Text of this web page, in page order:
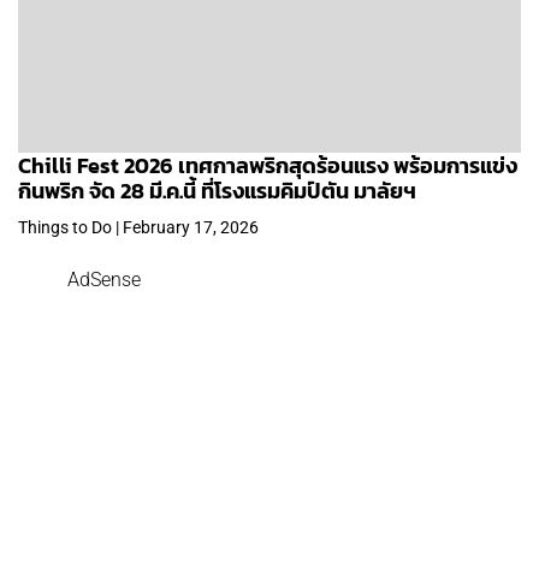
Chilli Fest 2026 เทศกาลพริกสุดร้อนแรง พร้อมการแข่ง
กินพริก จัด 28 มี.ค.นี้ ที่โรงแรมคิมป์ตัน มาลัยฯ
Things to Do | February 17, 2026
AdSense